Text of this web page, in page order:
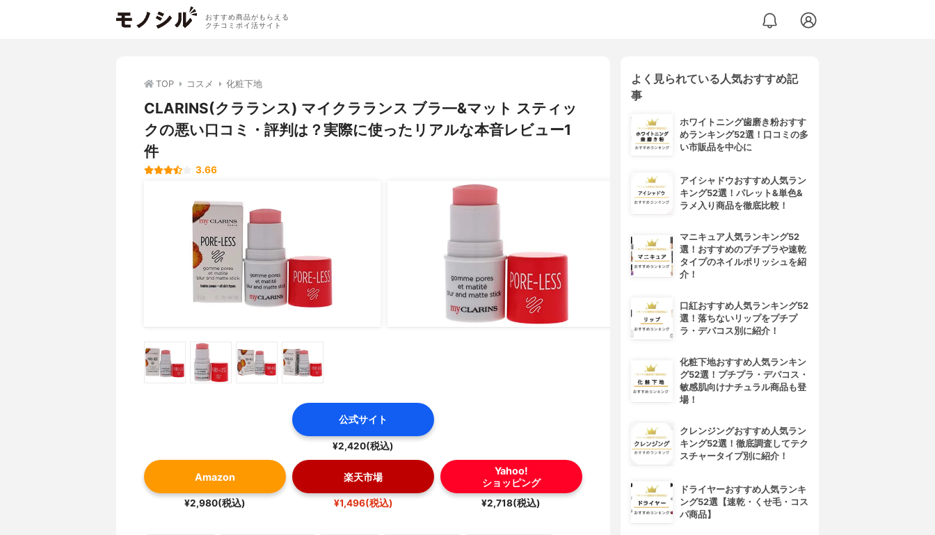
おすすめ商品がもらえる
クチコミポイ活サイト
TOP コスメ 化粧下地
CLARINS(クラランス) マイクラランス ブラ—&マット スティッ
クの悪い口コミ・評判は？実際に使ったリアルな本音レビュー1
件
3.66
公式サイト
¥2,420(税込)
Amazon
¥2,980(税込)
楽天市場
¥1,496(税込)
Yahoo!
ショッピング
¥2,718(税込)
よく見られている人気おすすめ記
事
ホワイトニング歯磨き粉おすす
めランキング52選！口コミの多
い市販品を中心に
アイシャドウおすすめ人気ラン
キング52選！パレット&単色&
ラメ入り商品を徹底比較！
マニキュア人気ランキング52
選！おすすめのプチプラや速乾
タイプのネイルポリッシュを紹
介！
口紅おすすめ人気ランキング52
選！落ちないリップをプチプ
ラ・デパコス別に紹介！
化粧下地おすすめ人気ランキン
グ52選！プチプラ・デパコス・
敏感肌向けナチュラル商品も登
場！
クレンジングおすすめ人気ラン
キング52選！徹底調査してテク
スチャータイプ別に紹介！
ドライヤーおすすめ人気ランキ
ング52選【速乾・くせ毛・コス
パ商品】